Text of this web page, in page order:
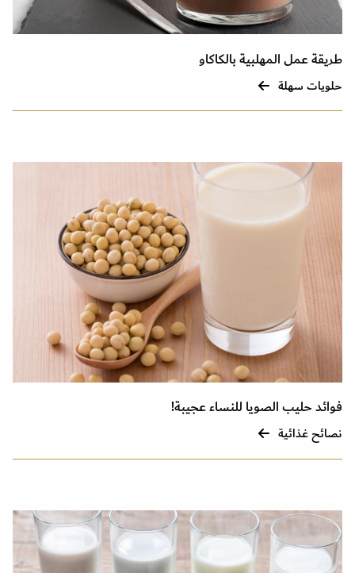
طريقة عمل المهلبية بالكاكاو
حلويات سهلة
فوائد حليب الصويا للنساء عجيبة!
نصائح غذائية